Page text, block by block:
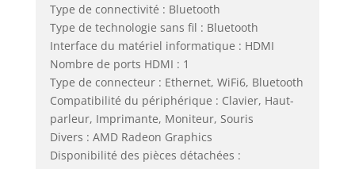
Type de connectivité : Bluetooth
Type de technologie sans fil : Bluetooth
Interface du matériel informatique : HDMI
Nombre de ports HDMI : 1
Type de connecteur : Ethernet, WiFi6, Bluetooth
Compatibilité du périphérique : Clavier, Haut-
parleur, Imprimante, Moniteur, Souris
Divers : AMD Radeon Graphics
Disponibilité des pièces détachées :